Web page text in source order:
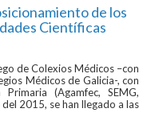
de los
Científicas
de Colexios Médicos –con
Médicos de Galicia-, con
(Agamfec, SEMG,
del 2015, se han llegado a las